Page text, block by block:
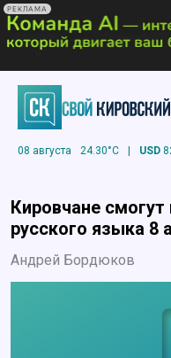
РЕКЛАМА
08 августа 24.30°C | USD
Кировчане смогут
русского языка 8
Андрей Бордюков